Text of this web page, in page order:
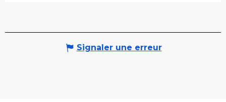
Signaler une erreur